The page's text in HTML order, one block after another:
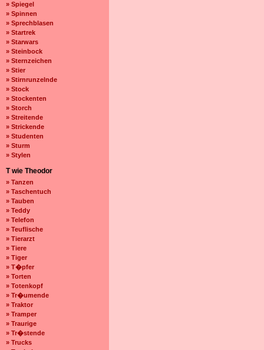
» Spiegel
» Spinnen
» Sprechblasen
» Startrek
» Starwars
» Steinbock
» Sternzeichen
» Stier
» Stirnrunzelnde
» Stock
» Stockenten
» Storch
» Streitende
» Strickende
» Studenten
» Sturm
» Stylen
T wie Theodor
» Tanzen
» Taschentuch
» Tauben
» Teddy
» Telefon
» Teuflische
» Tierarzt
» Tiere
» Tiger
» T�pfer
» Torten
» Totenkopf
» Tr�umende
» Traktor
» Tramper
» Traurige
» Tr�stende
» Trucks